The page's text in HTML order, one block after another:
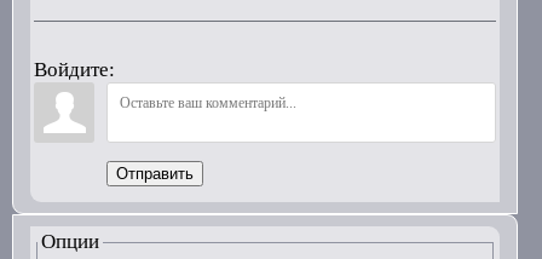
Войдите:
Отправить
Опции